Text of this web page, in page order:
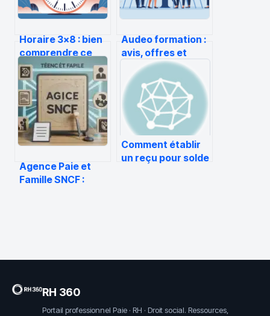
Horaire 3×8 : bien
comprendre ce
rythme et
l’organiser sans
s’épuiser
Audeo formation :
avis, offres et
fonctionnement
de l’organisme
Agence Paie et
Famille SNCF :
Comment établir
un reçu pour solde
RH 360
Portail professionnel Paie · RH · Droit social. Ressources,